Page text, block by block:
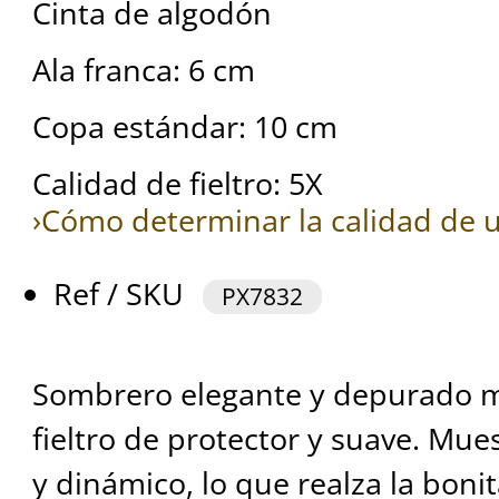
Cinta de algodón
Ala franca: 6 cm
Copa estándar: 10 cm
Calidad de fieltro: 5X
›Cómo determinar la calidad de
Ref / SKU
PX7832
Sombrero elegante y depurado
fieltro de protector y suave.
y dinámico, lo que realza la